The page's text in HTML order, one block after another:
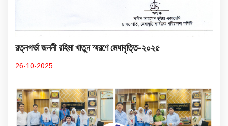
রত্নগর্ভা জননী রহিমা খাতুন স্মরণে মেধাবৃত্তি-২০২৫
26-10-2025